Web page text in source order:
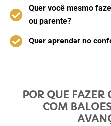
Quer você mesmo
ou parente?
Quer aprender no
POR QUE FAZER
COM